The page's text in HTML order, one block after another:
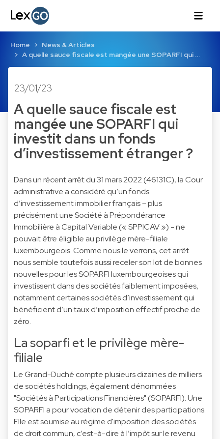
Home
News & Articles
A quelle sauce fiscale est mangée une SOPARFI qui …
23/01/23
A quelle sauce fiscale est
mangée une SOPARFI qui
investit dans un fonds
d’investissement étranger ?
Dans un récent arrêt du 31 mars 2022 (46131C), la Cour
administrative a considéré qu’un fonds
d’investissement immobilier français – plus
précisément une Société à Prépondérance
Immobilière à Capital Variable (« SPPICAV ») - ne
pouvait être éligible au privilège mère-filiale
luxembourgeois. Comme nous le verrons, cet arrêt
nous semble toutefois aussi receler son lot de bonnes
nouvelles pour les SOPARFI luxembourgeoises qui
investissent dans des sociétés faiblement imposées,
notamment certaines sociétés d’investissement qui
bénéficient d’un taux d’imposition effectif proche de
zéro.
La soparfi et le privilège mère-
filiale
Le Grand-Duché compte plusieurs dizaines de milliers
de sociétés holdings, également dénommées
"Sociétés à Participations Financières" (SOPARFI). Une
SOPARFI a pour vocation de détenir des participations.
Elle est soumise au régime d'imposition des sociétés
de droit commun, c’est-à-dire à l’impôt sur le revenu